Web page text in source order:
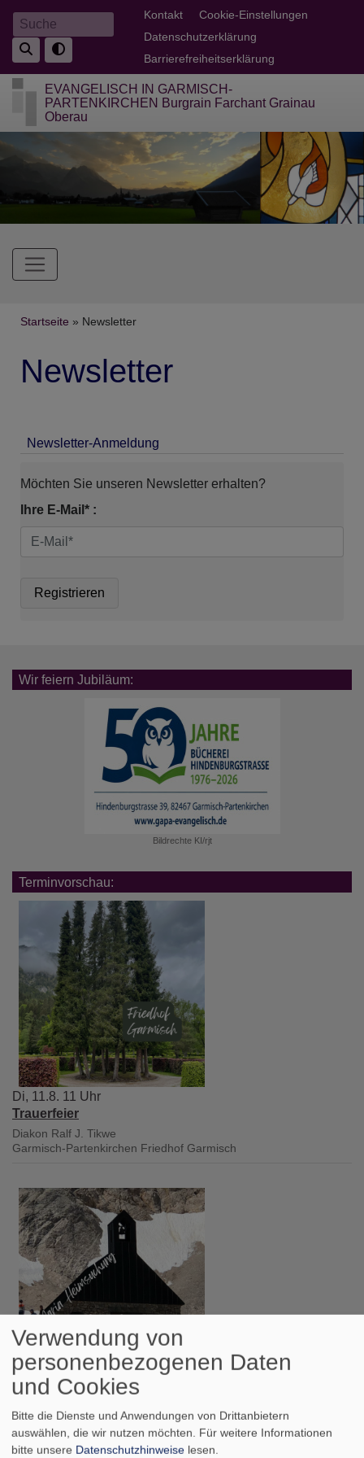
Direkt
zum
Inhalt
Suche Fußbereichsmenü
Kontakt
Cookie-Einstellungen
Datenschutzerklärung
Barrierefreiheitserklärung
EVANGELISCH IN GARMISCH-
PARTENKIRCHEN Burgrain Farchant Grainau
Oberau
Hauptnavigation
Breadcrumb
Startseite Newsletter
Newsletter
Newsletter-Anmeldung
Möchten Sie unseren Newsletter erhalten?
Ihre E-Mail* :
Wir feiern Jubiläum:
Bildrechte KI/rjt
Terminvorschau:
Di, 11.8. 11 Uhr
Trauerfeier
Diakon Ralf J. Tikwe
Garmisch-Partenkirchen Friedhof Garmisch
Di, 11.8. 12 Uhr
Pfarrer Gottfried von Segnitz
Garmisch-Partenkirchen Kapelle Maria Heimsuchung auf der
Zugspitze
Verwendung von
personenbezogenen Daten
und Cookies
Bitte die Dienste und Anwendungen von Drittanbietern
auswählen, die wir nutzen möchten. Für weitere Informationen
bitte unsere Datenschutzhinweise lesen.